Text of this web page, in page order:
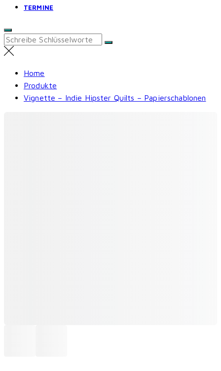
TERMINE
Search
for:
Home
Produkte
Vignette – Indie Hipster Quilts – Papierschablonen